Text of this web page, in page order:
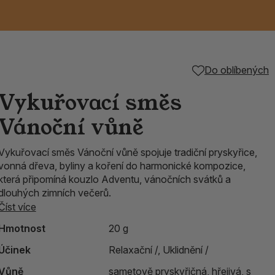
Orientální kovové
lucerny
Do oblíbených
směs
vůně
směs Vánoční vůně spojuje tradiční pryskyřice,
dřeva, byliny a koření do harmonické kompozice,
připomíná kouzlo Adventu, vánočních svátků a
zimních večerů.
více
20 g
Relaxační /, Uklidnění /
sametově pryskyřičná, hřejivá, s